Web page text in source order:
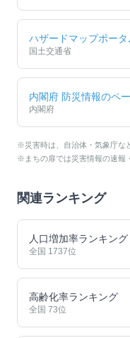
ハザードマップポー
国土交通省
内閣府 防災情報のペ
内閣府
※災害時は、自治体・気象庁な
※まちの扉では災害情報の速報
関連ランキング
人口増加率ランキング
全国 1737位
高齢化率ランキング
全国 73位